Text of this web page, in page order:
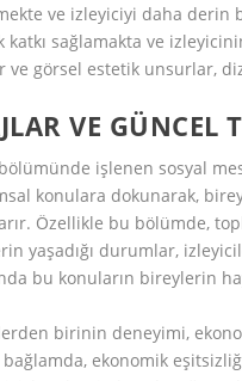
ve izleyiciyi daha
katkı sağlamakta ve
ve görsel estetik unsurlar,
VE GÜNCEL
işlenen sosyal
konulara dokunarak,
Özellikle bu bölümde,
yaşadığı durumlar,
bu konuların bireylerin
birinin deneyimi,
ekonomik